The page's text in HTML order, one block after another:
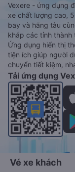
Vexere - ứng dụng
xe chất lượng cao,
bay và hãng tàu
khắp các tỉnh thành
Ứng dụng hiển thị
tiện ích giúp người
chuyển tiết kiệm,
Tải ứng dụng
Vé xe khách